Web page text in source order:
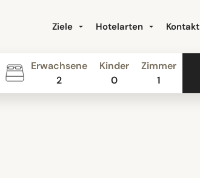
Ziele Hotelarten Kontakt
Erwachsene
2
Kinder
0
Zimmer
1